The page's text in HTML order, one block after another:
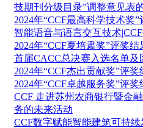
技期刊分级目录”调整意见表
2024年“CCF最高科学技术奖
智能语音与语言交互技术
2024年“CCF夏培肃奖”评奖结
首届CACC总决赛入选名单
2024年“CCF杰出贡献奖”评
2024年“CCF卓越服务奖”评
CCF 走进苏州农商银行暨金
务的未来活动
CCF数字赋能智能建筑可持